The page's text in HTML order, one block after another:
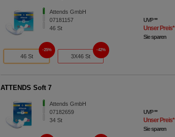
Attends GmbH
07181157
46St
UVP**
Unser Preis*
Sie sparen
46 St
25%
3X46 St
42%
ATTENDS Soft 7
Attends GmbH
07182659
34St
UVP**
Unser Preis*
Sie sparen